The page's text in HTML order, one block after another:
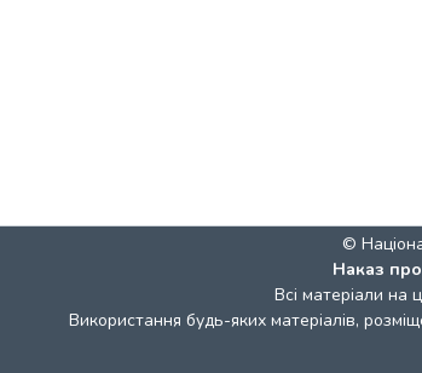
©
Наказ
Всі матеріали на
Використання будь-яких матеріалів,